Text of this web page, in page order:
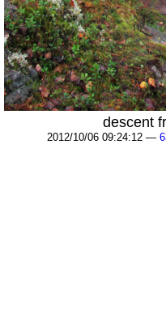
descent
2012/10/06 09:24:12 —